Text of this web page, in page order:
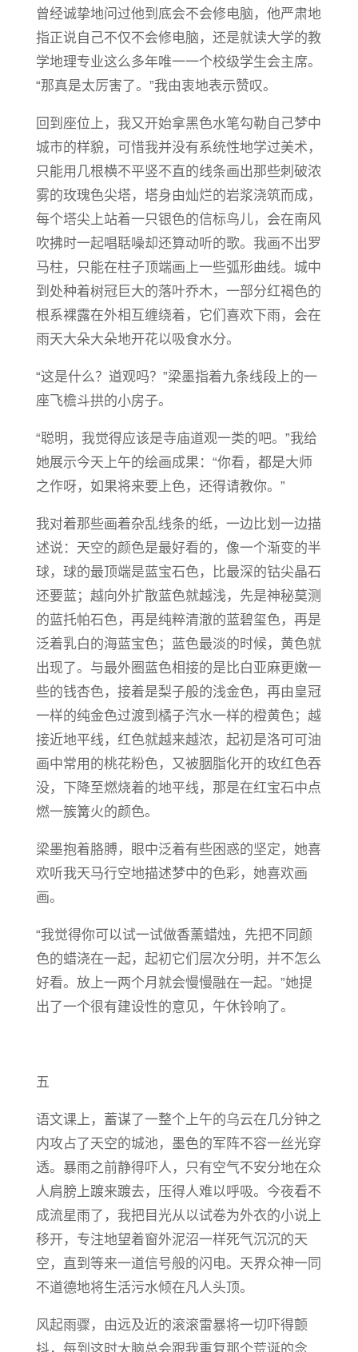
曾经诚挚地问过他到底会不会修电脑，他严肃地
指正说自己不仅不会修电脑，还是就读大学的教
学地理专业这么多年唯一一个校级学生会主席。
“那真是太厉害了。”我由衷地表示赞叹。
回到座位上，我又开始拿黑色水笔勾勒自己梦中
城市的样貌，可惜我并没有系统性地学过美术，
只能用几根横不平竖不直的线条画出那些刺破浓
雾的玫瑰色尖塔，塔身由灿烂的岩浆浇筑而成，
每个塔尖上站着一只银色的信标鸟儿，会在南风
吹拂时一起唱聒噪却还算动听的歌。我画不出罗
马柱，只能在柱子顶端画上一些弧形曲线。城中
到处种着树冠巨大的落叶乔木，一部分红褐色的
根系裸露在外相互缠绕着，它们喜欢下雨，会在
雨天大朵大朵地开花以吸食水分。
“这是什么？道观吗？”梁墨指着九条线段上的一
座飞檐斗拱的小房子。
“聪明，我觉得应该是寺庙道观一类的吧。”我给
她展示今天上午的绘画成果：“你看，都是大师
之作呀，如果将来要上色，还得请教你。”
我对着那些画着杂乱线条的纸，一边比划一边描
述说：天空的颜色是最好看的，像一个渐变的半
球，球的最顶端是蓝宝石色，比最深的钴尖晶石
还要蓝；越向外扩散蓝色就越浅，先是神秘莫测
的蓝托帕石色，再是纯粹清澈的蓝碧玺色，再是
泛着乳白的海蓝宝色；蓝色最淡的时候，黄色就
出现了。与最外圈蓝色相接的是比白亚麻更嫩一
些的钱杏色，接着是梨子般的浅金色，再由皇冠
一样的纯金色过渡到橘子汽水一样的橙黄色；越
接近地平线，红色就越来越浓，起初是洛可可油
画中常用的桃花粉色，又被胭脂化开的玫红色吞
没，下降至燃烧着的地平线，那是在红宝石中点
燃一簇篝火的颜色。
梁墨抱着胳膊，眼中泛着有些困惑的坚定，她喜
欢听我天马行空地描述梦中的色彩，她喜欢画
画。
“我觉得你可以试一试做香薰蜡烛，先把不同颜
色的蜡浇在一起，起初它们层次分明，并不怎么
好看。放上一两个月就会慢慢融在一起。”她提
出了一个很有建设性的意见，午休铃响了。
五
语文课上，蓄谋了一整个上午的乌云在几分钟之
内攻占了天空的城池，墨色的军阵不容一丝光穿
透。暴雨之前静得吓人，只有空气不安分地在众
人肩膀上踱来踱去，压得人难以呼吸。今夜看不
成流星雨了，我把目光从以试卷为外衣的小说上
移开，专注地望着窗外泥沼一样死气沉沉的天
空，直到等来一道信号般的闪电。天界众神一同
不道德地将生活污水倾在凡人头顶。
风起雨骤，由远及近的滚滚雷暴将一切吓得颤